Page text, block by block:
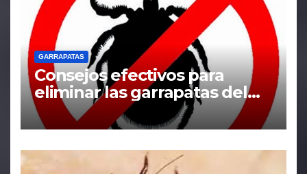
GARRAPATAS
Consejos efectivos para
eliminar las garrapatas del
hogar